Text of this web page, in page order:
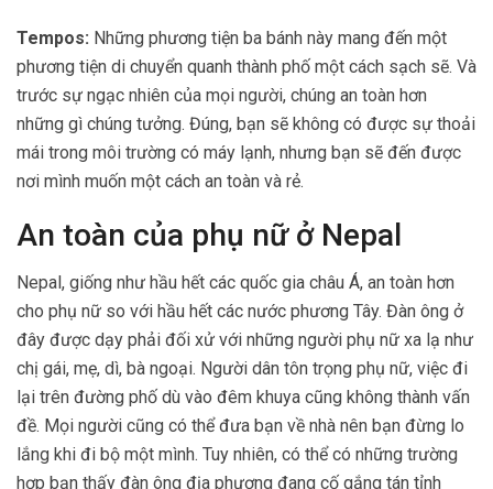
Tempos: Những phương tiện ba bánh này mang đến một
phương tiện di chuyển quanh thành phố một cách sạch sẽ. Và
trước sự ngạc nhiên của mọi người, chúng an toàn hơn
những gì chúng tưởng. Đúng, bạn sẽ không có được sự thoải
mái trong môi trường có máy lạnh, nhưng bạn sẽ đến được
nơi mình muốn một cách an toàn và rẻ.
An toàn của phụ nữ ở Nepal
Nepal, giống như hầu hết các quốc gia châu Á, an toàn hơn
cho phụ nữ so với hầu hết các nước phương Tây. Đàn ông ở
đây được dạy phải đối xử với những người phụ nữ xa lạ như
chị gái, mẹ, dì, bà ngoại. Người dân tôn trọng phụ nữ, việc đi
lại trên đường phố dù vào đêm khuya cũng không thành vấn
đề. Mọi người cũng có thể đưa bạn về nhà nên bạn đừng lo
lắng khi đi bộ một mình. Tuy nhiên, có thể có những trường
hợp bạn thấy đàn ông địa phương đang cố gắng tán tỉnh